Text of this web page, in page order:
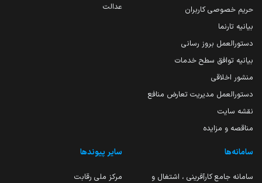
حریم خصوصی کاربران
بیانیه تارنما
دستورالعمل بروز رسانی
بیانیه توافق سطح خدمات
منشور اخلاقی
دستورالعمل مدیریت تعارض منافع
نقشه سایت
مناقصه و مزایده
عدالت
سامانه‌ها
سامانه جامع کارآفرینی ، اشتغال و
سایر پیوندها
مرکز ملی رقابت